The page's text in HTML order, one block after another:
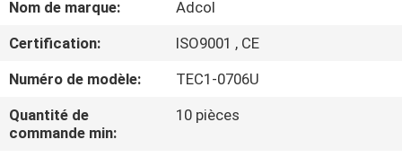
SUJET
DE
NOUS
Nom de marque:
Adcol
Certification:
ISO9001 , CE
Numéro de modèle:
TEC1-0706U
Quantité de
commande min:
10 pièces